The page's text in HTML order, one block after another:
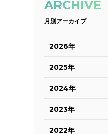
ARCHIVE
月別アーカイブ
2026年
2025年
2024年
2023年
2022年